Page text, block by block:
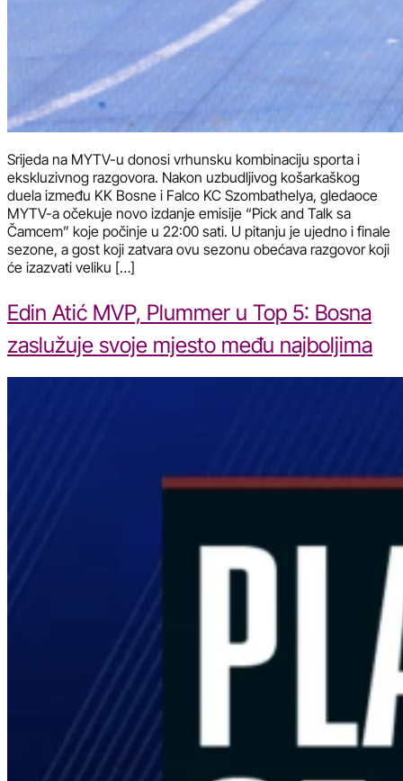
Srijeda na MYTV-u donosi vrhunsku kombinaciju sporta i
ekskluzivnog razgovora. Nakon uzbudljivog košarkaškog
duela između KK Bosne i Falco KC Szombathelya, gledaoce
MYTV-a očekuje novo izdanje emisije “Pick and Talk sa
Čamcem” koje počinje u 22:00 sati. U pitanju je ujedno i finale
sezone, a gost koji zatvara ovu sezonu obećava razgovor koji
će izazvati veliku […]
Edin Atić MVP, Plummer u Top 5: Bosna
zaslužuje svoje mjesto među najboljima